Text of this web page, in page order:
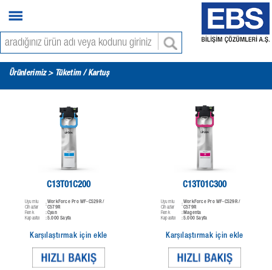
Ürünlerimiz > Tüketim / Kartuş
C13T01C200
Uyumlu
Cihazlar
:
WorkForce Pro WF-C529R /
C579R
Renk
:Cyan
Kapasite
:5.000 Sayfa
Karşılaştırmak için ekle
C13T01C300
Uyumlu
Cihazlar
:
WorkForce Pro WF-C529R /
C579R
Renk
: Magenta
Kapasite
:5.000 Sayfa
Karşılaştırmak için ekle